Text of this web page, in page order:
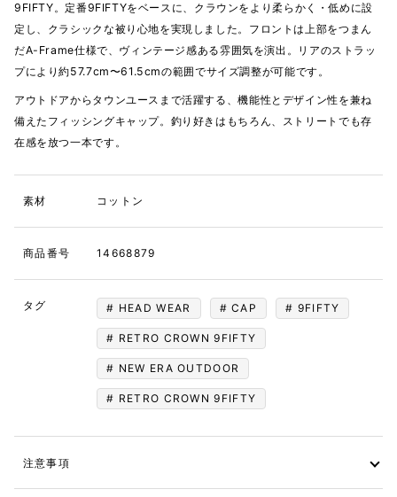
9FIFTY。定番9FIFTYをベースに、クラウンをより柔らかく・低めに設
定し、クラシックな被り心地を実現しました。フロントは上部をつまん
だA-Frame仕様で、ヴィンテージ感ある雰囲気を演出。リアのストラッ
プにより約57.7cm〜61.5cmの範囲でサイズ調整が可能です。
アウトドアからタウンユースまで活躍する、機能性とデザイン性を兼ね
備えたフィッシングキャップ。釣り好きはもちろん、ストリートでも存
在感を放つ一本です。
素材 コットン
商品番号 14668879
タグ HEAD WEAR CAP 9FIFTY
RETRO CROWN 9FIFTY
NEW ERA OUTDOOR
RETRO CROWN 9FIFTY
注意事項